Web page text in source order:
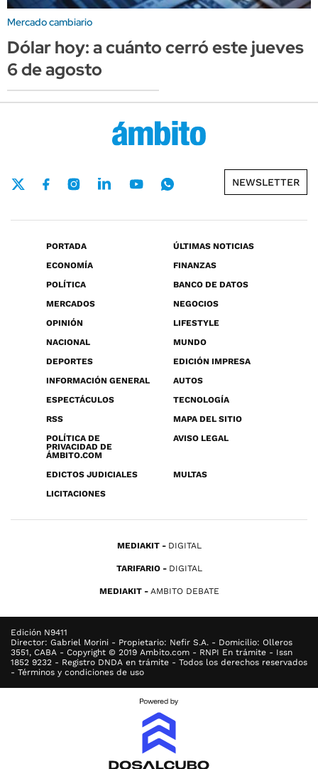
Mercado cambiario
Dólar hoy: a cuánto cerró este jueves
6 de agosto
NEWSLETTER
PORTADA
ÚLTIMAS NOTICIAS
ECONOMÍA
FINANZAS
POLÍTICA
BANCO DE DATOS
MERCADOS
NEGOCIOS
OPINIÓN
LIFESTYLE
NACIONAL
MUNDO
DEPORTES
EDICIÓN IMPRESA
INFORMACIÓN GENERAL
AUTOS
ESPECTÁCULOS
TECNOLOGÍA
RSS
MAPA DEL SITIO
POLÍTICA DE
PRIVACIDAD DE
ÁMBITO.COM
AVISO LEGAL
EDICTOS JUDICIALES
MULTAS
LICITACIONES
MEDIAKIT DIGITAL
TARIFARIO DIGITAL
MEDIAKIT AMBITO DEBATE
Edición N9411
Director: Gabriel Morini - Propietario: Nefir S.A. - Domicilio: Olleros
3551, CABA - Copyright © 2019 Ambito.com - RNPI En trámite - Issn
1852 9232 - Registro DNDA en trámite - Todos los derechos reservados
- Términos y condiciones de uso